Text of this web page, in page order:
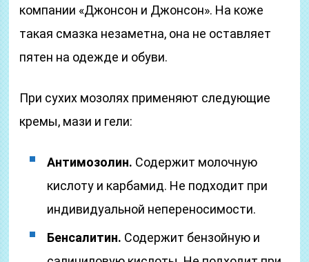
компании «Джонсон и Джонсон». На коже
такая смазка незаметна, она не оставляет
пятен на одежде и обуви.
При сухих мозолях применяют следующие
кремы, мази и гели:
Антимозолин. Содержит молочную
кислоту и карбамид. Не подходит при
индивидуальной непереносимости.
Бенсалитин. Содержит бензойную и